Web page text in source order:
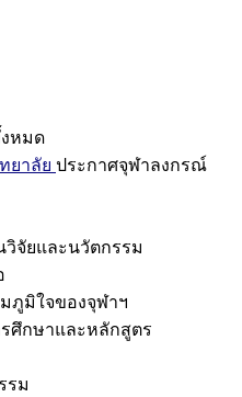
หมด
ยาลัย ประกาศจุฬาลงกรณ์
วิจัยและนวัตกรรม
ภูมิใจของจุฬาฯ
ศึกษาและหลักสูตร
รม